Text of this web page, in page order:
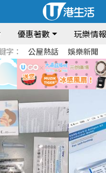
優惠著數 玩樂情報
字： 公屋熱話 娛樂新聞